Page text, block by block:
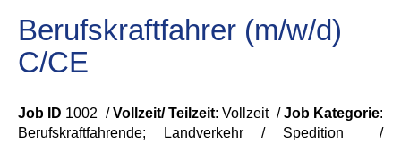
Berufskraftfahrer (m/w/d)
C/CE
Job ID 1002 /Vollzeit/ Teilzeit: Vollzeit /Job Kategorie:
Berufskraftfahrende; Landverkehr / Spedition /